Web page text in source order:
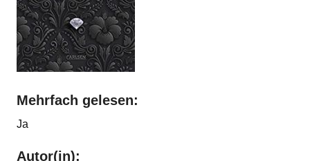
Mehrfach gelesen:
Ja
Autor(in):